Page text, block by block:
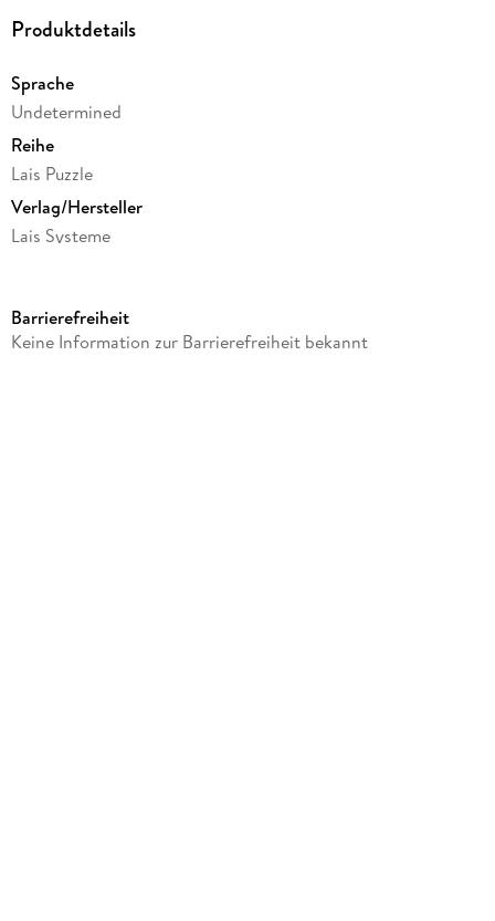
Produktdetails
Sprache
Undetermined
Reihe
Lais Puzzle
Verlag/Hersteller
Lais Systeme
Gewicht
Barrierefreiheit
Keine Information zur Barrierefreiheit bekannt